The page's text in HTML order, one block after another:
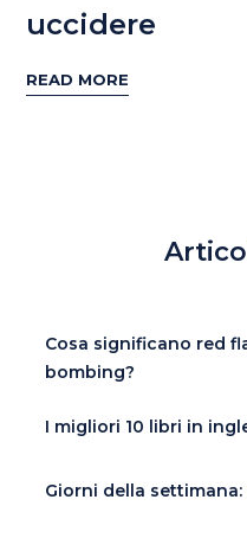
uccidere
READ MORE
Cosa significano red
bombing?
I migliori 10 libri in
Giorni della